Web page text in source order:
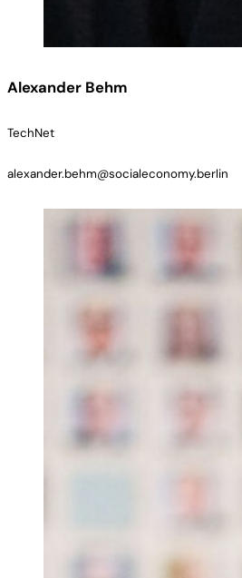
Alexander Behm
TechNet
alexander.behm@socialeconomy.berlin